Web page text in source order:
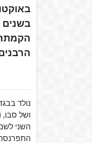
נולד
ושל